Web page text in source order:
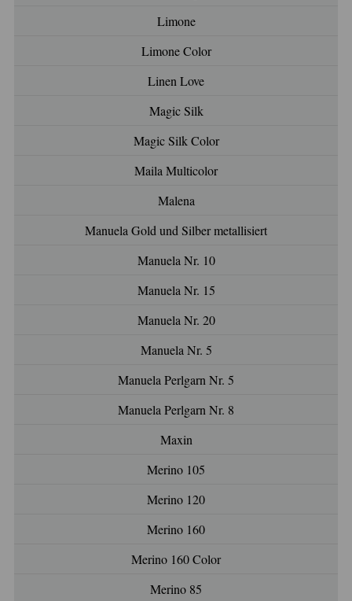
Limone
Limone Color
Linen Love
Magic Silk
Magic Silk Color
Maila Multicolor
Malena
Manuela Gold und Silber metallisiert
Manuela Nr. 10
Manuela Nr. 15
Manuela Nr. 20
Manuela Nr. 5
Manuela Perlgarn Nr. 5
Manuela Perlgarn Nr. 8
Maxin
Merino 105
Merino 120
Merino 160
Merino 160 Color
Merino 85